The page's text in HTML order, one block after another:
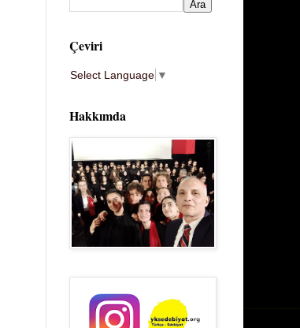
Çeviri
Select Language ▼
Hakkımda